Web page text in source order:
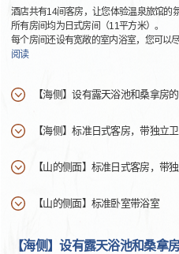
酒店共有14间客房，让您体验温泉旅馆的氛
所有房间均为日式房间（11平方米）。
每个房间还设有宽敞的室内浴室，您可以
阅读
【海侧】设有露天浴池和桑拿房
【海侧】标准日式客房，带独立
【山的侧面】标准日式客房，带
【山的侧面】标准卧室带浴室
【海侧】设有露天浴池和桑拿